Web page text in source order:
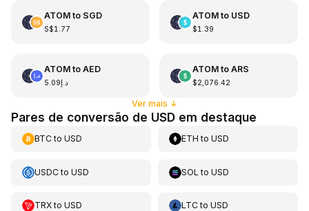
ATOMto SGD
S$1.77
ATOMto USD
$1.39
ATOMto AED
د.إ5.09
ATOMto ARS
$2,076.42
Ver mais ↓
Pares de conversão de USD em destaque
BTCto USD ETH toUSD
USDCto USD SOL toUSD
TRXto USD LTCtoUSD